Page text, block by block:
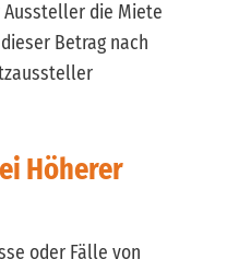
die Miete
Betrag nach
Höherer
oder Fälle von